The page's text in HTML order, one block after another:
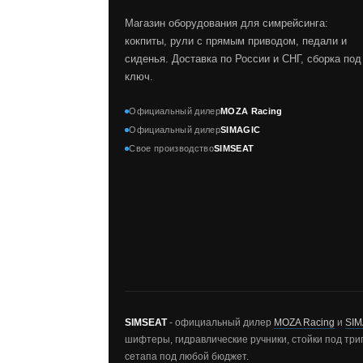
Магазин оборудования для симрейсинга:
кокпиты, рули с прямым приводом, педали и
сиденья. Доставка по России и СНГ, сборка под
ключ.
Официальный дилерMOZA Racing
Официальный дилерSIMAGIC
Свое производствоSIMSEAT
SIMSEAT- официальный дилер MOZA Racing и
шифтеры, гидравлические ручники, стойки под
сетапа под любой бюджет.